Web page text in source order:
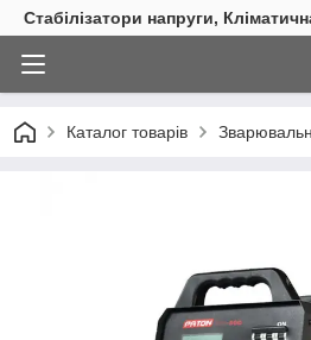
Стабілізатори напруги,
Каталог товарів